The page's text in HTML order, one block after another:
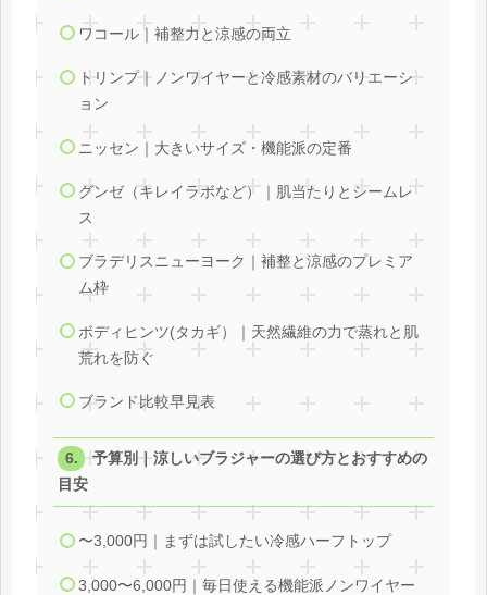
ワコール｜補整力と涼感の両立
トリンプ｜ノンワイヤーと冷感素材のバリエーシ
ョン
ニッセン｜大きいサイズ・機能派の定番
グンゼ（キレイラボなど）｜肌当たりとシームレ
ス
ブラデリスニューヨーク｜補整と涼感のプレミア
ム枠
ボディヒンツ(タカギ）｜天然繊維の力で蒸れと肌
荒れを防ぐ
ブランド比較早見表
予算別｜涼しいブラジャーの選び方とおすすめの
目安
〜3,000円｜まずは試したい冷感ハーフトップ
3,000〜6,000円｜毎日使える機能派ノンワイヤー